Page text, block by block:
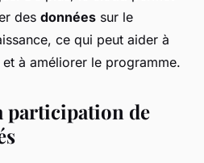
des données sur le
ce qui peut aider à
à améliorer le programme.
participation de